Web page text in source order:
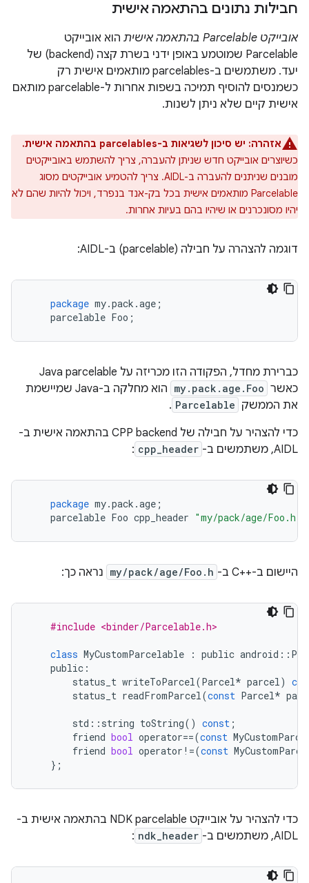
חבילות נתונים בהתאמה אישית
אובייקט Parcelable בהתאמה אישית
הוא אובייקט
Parcelable שמוטמע באופן ידני בשרת קצה (backend) של
יעד. משתמשים ב-parcelables מותאמים אישית רק
כשמנסים להוסיף תמיכה בשפות אחרות ל-parcelable מותאם
אישית קיים שלא ניתן לשנות.
אזהרה: יש סיכון לשגיאות ב-parcelables בהתאמה אישית.
כשיוצרים אובייקט חדש שניתן להעברה, צריך להשתמש באובייקטים
מובנים שניתנים להעברה ב-AIDL. צריך להטמיע אובייקטים מסוג
Parcelable מותאמים אישית בכל בק-אנד בנפרד, ויכול להיות שהם לא
יהיו מסונכרנים או שיהיו בהם בעיות אחרות.
דוגמה להצהרה על חבילה (parcelable) ב-AIDL:
package my.pack .age ;
parcelable Foo ;
כברירת מחדל, הפקודה הזו מכריזה על Java parcelable
כאשר my.pack.age.Foo
הוא מחלקה ב-Java שמיישמת
את הממשק Parcelable
.
כדי להצהיר על חבילה של CPP backend בהתאמה אישית ב-
AIDL, משתמשים ב-
cpp_header
:
package my.pack .age ;
parcelable Foo cpp_header "my/pack/age/Foo.h"
היישום ב-C++‎ ב- my/pack/age/Foo.h נראה כך:
#include <binder/Parcelable.h>
class MyCustomParcelable : public android ::
public :
status_t writeToParcel(Parcel* parcel)
status_t readFromParcel(const Parcel*
std :: string toString() const ;
friend bool operator==(const
friend bool operator !=(const
};
כדי להצהיר על אובייקט NDK parcelable בהתאמה אישית ב-
AIDL, משתמשים ב-
ndk_header
: